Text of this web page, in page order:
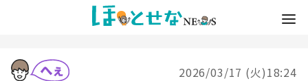
2026/03/17 (火)18:24